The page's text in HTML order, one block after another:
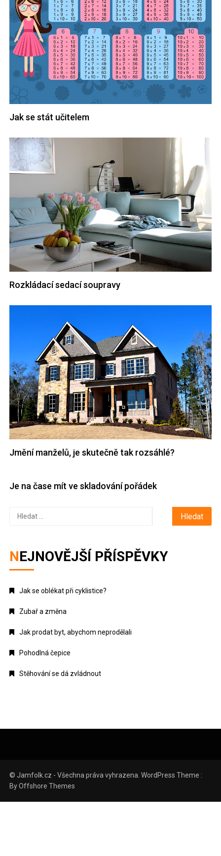
Jak se stát učitelem
Rozkládací sedací soupravy
Jmění manželů, je skutečně tak rozsáhlé?
Je na čase mít ve skladování pořádek
Vyhledávání
NEJNOVĚJŠÍ PŘÍSPĚVKY
Jak se oblékat při cyklistice?
Zubař a změna
Jak prodat byt, abychom neprodělali
Pohodlná čepice
Stěhování se dá zvládnout
© Jamfolk.cz - Všechna práva vyhrazena. WordPress Theme :
ByOffshore Themes